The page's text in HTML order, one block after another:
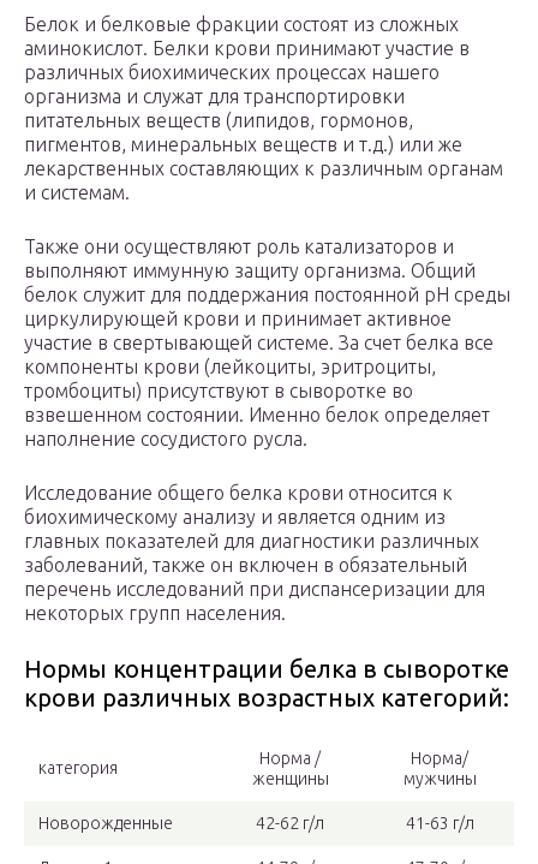
Белок и белковые фракции состоят из сложных
аминокислот. Белки крови принимают участие в
различных биохимических процессах нашего
организма и служат для транспортировки
питательных веществ (липидов, гормонов,
пигментов, минеральных веществ и т.д.) или же
лекарственных составляющих к различным органам
и системам.
Также они осуществляют роль катализаторов и
выполняют иммунную защиту организма. Общий
белок служит для поддержания постоянной рН среды
циркулирующей крови и принимает активное
участие в свертывающей системе. За счет белка все
компоненты крови (лейкоциты, эритроциты,
тромбоциты) присутствуют в сыворотке во
взвешенном состоянии. Именно белок определяет
наполнение сосудистого русла.
Исследование общего белка крови относится к
биохимическому анализу и является одним из
главных показателей для диагностики различных
заболеваний, также он включен в обязательный
перечень исследований при диспансеризации для
некоторых групп населения.
Нормы концентрации белка в сыворотке
крови различных возрастных категорий:
категория
Норма /
женщины
Норма/
мужчины
Новорожденные 42-62 г/л 41-63 г/л